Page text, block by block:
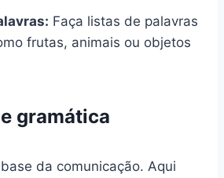
Faça listas de palavras
frutas, animais ou objetos
gramática
da comunicação. Aqui